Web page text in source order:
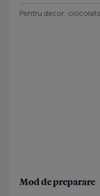
Pentru decor:
Mod de preparare